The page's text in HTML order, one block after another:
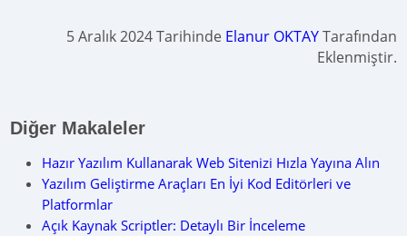
5 Aralık 2024 Tarihinde Elanur OKTAYTarafından
Eklenmiştir.
Diğer Makaleler
Hazır Yazılım Kullanarak Web Sitenizi Hızla Yayına Alın
Yazılım Geliştirme Araçları En İyi Kod Editörleri ve
Platformlar
Açık Kaynak Scriptler: Detaylı Bir İnceleme